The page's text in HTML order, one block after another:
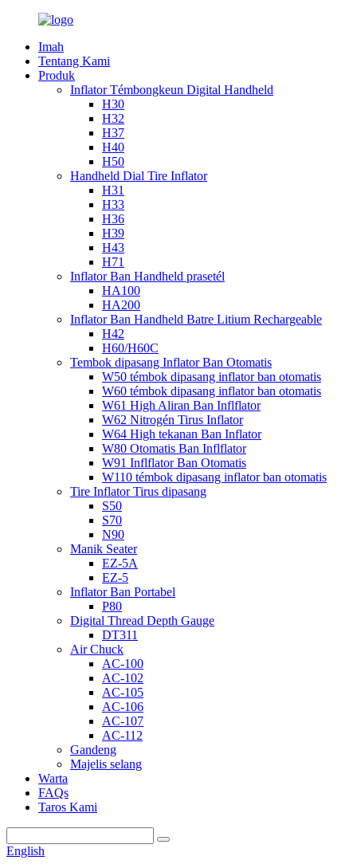
Imah
Tentang Kami
Produk
Inflator Témbongkeun Digital Handheld
H30
H32
H37
H40
H50
Handheld Dial Tire Inflator
H31
H33
H36
H39
H43
H71
Inflator Ban Handheld prasetél
HA100
HA200
Inflator Ban Handheld Batre Litium Rechargeable
H42
H60/H60C
Tembok dipasang Inflator Ban Otomatis
W50 témbok dipasang inflator ban otomatis
W60 témbok dipasang inflator ban otomatis
W61 High Aliran Ban Inflflator
W62 Nitrogén Tirus Inflator
W64 High tekanan Ban Inflator
W80 Otomatis Ban Inflflator
W91 Inflflator Ban Otomatis
W110 témbok dipasang inflator ban otomatis
Tire Inflator Tirus dipasang
S50
S70
N90
Manik Seater
EZ-5A
EZ-5
Inflator Ban Portabel
P80
Digital Thread Depth Gauge
DT311
Air Chuck
AC-100
AC-102
AC-105
AC-106
AC-107
AC-112
Gandeng
Majelis selang
Warta
FAQs
Taros Kami
English